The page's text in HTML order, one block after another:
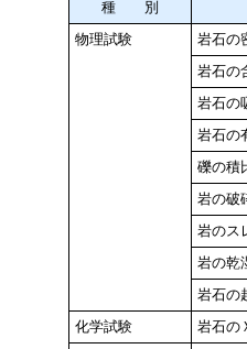
種 別
物理試験
岩石の
岩石の
岩石の
岩石の
礫の積
岩の破
岩のス
岩の乾
岩石の
化学試験
岩石の